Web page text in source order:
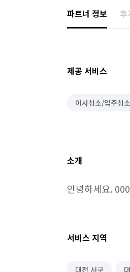
파트너 정보 후
제공 서비스
이사청소/입주청소
소개
안녕하세요.
서비스 지역
대전 서구